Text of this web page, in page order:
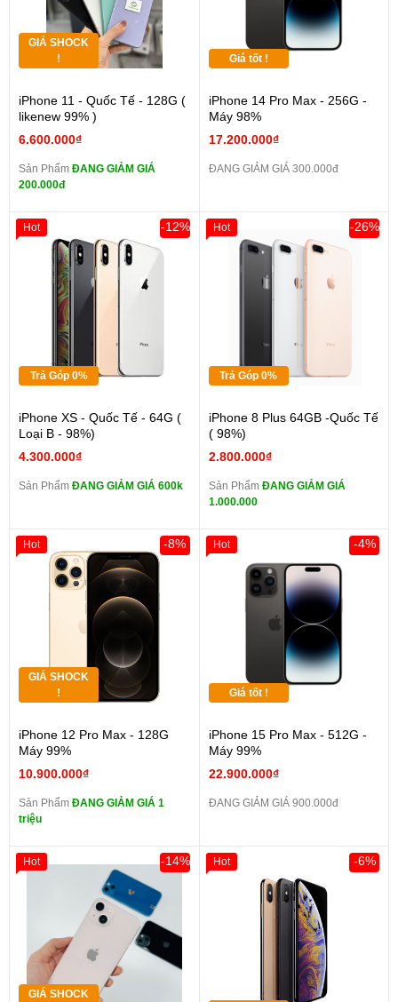
GIÁ SHOCK
!
iPhone 11 - Quốc Tế - 128G (
likenew 99% )
6.600.000₫
Sản Phẩm ĐANG GIẢM GIÁ
200.000đ
Giá tốt !
iPhone 14 Pro Max - 256G -
Máy 98%
17.200.000₫
ĐANG GIẢM GIÁ 300.000đ
Trả Góp 0%
iPhone XS - Quốc Tế - 64G (
Loại B - 98%)
4.300.000₫
-12%
Sản Phẩm ĐANG GIẢM GIÁ 600k
Hot
Trả Góp 0%
iPhone 8 Plus 64GB -Quốc Tế
( 98%)
2.800.000₫
-26%
Sản Phẩm ĐANG GIẢM GIÁ
1.000.000
Hot
GIÁ SHOCK
!
iPhone 12 Pro Max - 128G
Máy 99%
10.900.000₫
-8%
Sản Phẩm ĐANG GIẢM GIÁ 1
triệu
Hot
Giá tốt !
iPhone 15 Pro Max - 512G -
Máy 99%
22.900.000₫
-4%
ĐANG GIẢM GIÁ 900.000đ
Hot
GIÁ SHOCK
-14%
Hot -6%
Hot